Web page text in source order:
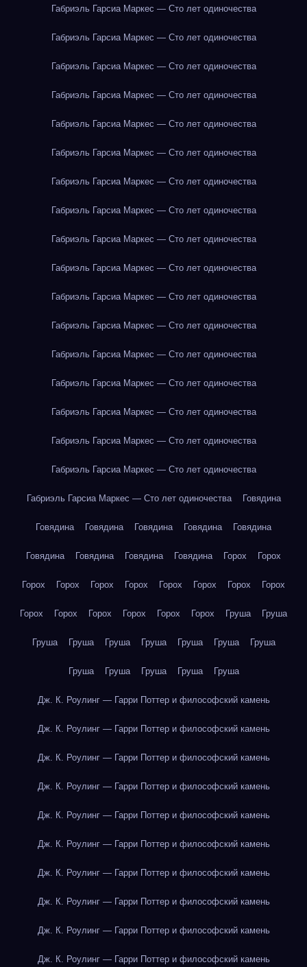
Габриэль Гарсиа Маркес — Сто лет одиночества
Габриэль Гарсиа Маркес — Сто лет одиночества
Габриэль Гарсиа Маркес — Сто лет одиночества
Габриэль Гарсиа Маркес — Сто лет одиночества
Габриэль Гарсиа Маркес — Сто лет одиночества
Габриэль Гарсиа Маркес — Сто лет одиночества
Габриэль Гарсиа Маркес — Сто лет одиночества
Габриэль Гарсиа Маркес — Сто лет одиночества
Габриэль Гарсиа Маркес — Сто лет одиночества
Габриэль Гарсиа Маркес — Сто лет одиночества
Габриэль Гарсиа Маркес — Сто лет одиночества
Габриэль Гарсиа Маркес — Сто лет одиночества
Габриэль Гарсиа Маркес — Сто лет одиночества
Габриэль Гарсиа Маркес — Сто лет одиночества
Габриэль Гарсиа Маркес — Сто лет одиночества
Габриэль Гарсиа Маркес — Сто лет одиночества
Габриэль Гарсиа Маркес — Сто лет одиночества
Габриэль Гарсиа Маркес — Сто лет одиночества Говядина
Говядина Говядина Говядина Говядина Говядина
Говядина Говядина Говядина Говядина Горох Горох
Горох Горох Горох Горох Горох Горох Горох Горох
Горох Горох Горох Горох Горох Горох Груша Груша
Груша Груша Груша Груша Груша Груша Груша
Груша Груша Груша Груша Груша
Дж. К. Роулинг — Гарри Поттер и философский камень
Дж. К. Роулинг — Гарри Поттер и философский камень
Дж. К. Роулинг — Гарри Поттер и философский камень
Дж. К. Роулинг — Гарри Поттер и философский камень
Дж. К. Роулинг — Гарри Поттер и философский камень
Дж. К. Роулинг — Гарри Поттер и философский камень
Дж. К. Роулинг — Гарри Поттер и философский камень
Дж. К. Роулинг — Гарри Поттер и философский камень
Дж. К. Роулинг — Гарри Поттер и философский камень
Дж. К. Роулинг — Гарри Поттер и философский камень